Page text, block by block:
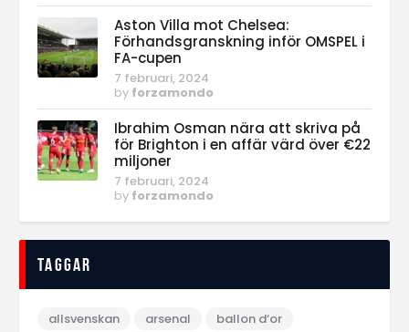
Aston Villa mot Chelsea:
Förhandsgranskning inför OMSPEL i
FA-cupen
7 februari, 2024
by forzamondo
Ibrahim Osman nära att skriva på
för Brighton i en affär värd över €22
miljoner
7 februari, 2024
by forzamondo
Taggar
allsvenskan arsenal
ballon d‘or